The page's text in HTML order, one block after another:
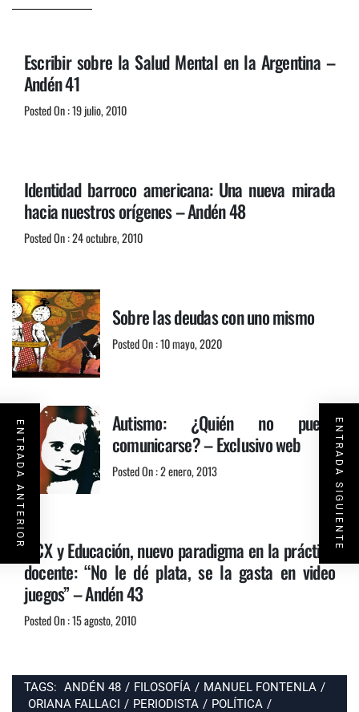
Escribir sobre la Salud Mental en la Argentina –
Andén 41
Posted On : 19 julio, 2010
Identidad barroco americana: Una nueva mirada
hacia nuestros orígenes – Andén 48
Posted On : 24 octubre, 2010
Sobre las deudas con uno mismo
Posted On : 10 mayo, 2020
Autismo: ¿Quién no puede
comunicarse? – Exclusivo web
Posted On : 2 enero, 2013
TICX y Educación, nuevo paradigma en la práctica
docente: “No le dé plata, se la gasta en video
juegos” – Andén 43
Posted On : 15 agosto, 2010
TAGS: ANDÉN 48 / FILOSOFÍA / MANUEL FONTENLA /
ORIANA FALLACI / PERIODISTA / POLÍTICA /
ENTRADA ANTERIOR ENTRADA SIGUIENTE